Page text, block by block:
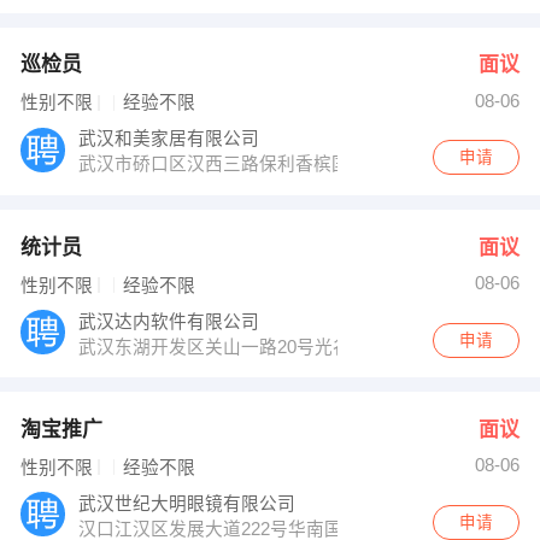
巡检员 面议
性别不限 经验不限
08-06
武汉和美家居有限公司
武汉市硚口区汉西三路保利香槟国际10栋写字楼5楼
申请
统计员 面议
性别不限 经验不限
08-06
武汉达内软件有限公司
武汉东湖开发区关山一路20号光谷创业产业基地2号楼4层
申请
淘宝推广 面议
性别不限 经验不限
08-06
武汉世纪大明眼镜有限公司
汉口江汉区发展大道222号华南国际广场A座2719号
申请